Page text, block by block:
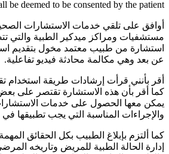
be deemed to be consented by the patient.
أوافق على تلقي خدمات الاستشارات
مستشفيات ومراكز ميدكير الطبية والتي
استشارة من طبيب معتمد مخول بتقديم
عن بعد وهي مكالمة محادثة فيديو تفاعلية.
أقر بأنني قرأت إرشادات طريقة استخدام
كما أقر بأن هذه الاستشارة تقتصر على بعض
يمكن معها الحصول على خدمات
والإجراءات المناسبة التي يجب تطبيقها
كما ألتزم بإبلاغ الطبيب بكل الحقائق
إدارة الحالة الطبية للمريض وتاريخه